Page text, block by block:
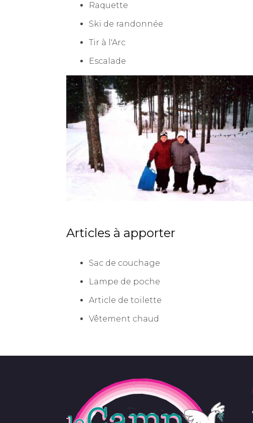
Raquette
Ski de randonnée
Tir à l'Arc
Escalade
Articles à apporter
Sac de couchage
Lampe de poche
Article de toilette
Vêtement chaud